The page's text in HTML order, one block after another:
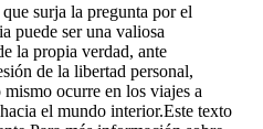
surja la pregunta por el
puede ser una valiosa
la propia verdad, ante
de la libertad personal,
ocurre en los viajes a
el mundo interior.Este texto